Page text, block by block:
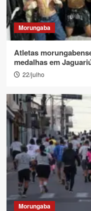
Morungaba
Atletas
medalhas em
22/julho
Morungaba